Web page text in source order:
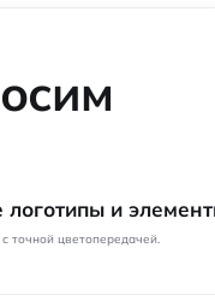
и
точной цветопередачей.